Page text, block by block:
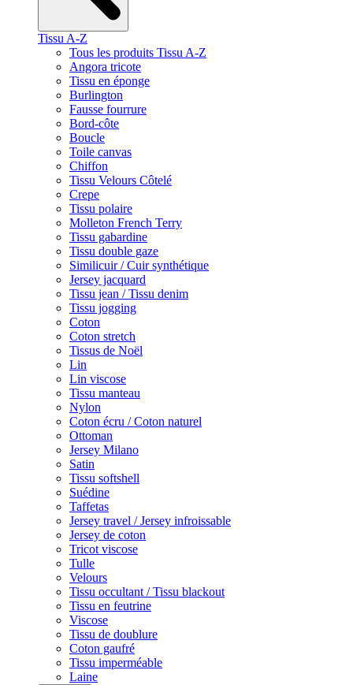
Tissu A-Z
Tous les produits Tissu A-Z
Angora tricote
Tissu en éponge
Burlington
Fausse fourrure
Bord-côte
Boucle
Toile canvas
Chiffon
Tissu Velours Côtelé
Crepe
Tissu polaire
Molleton French Terry
Tissu gabardine
Tissu double gaze
Similicuir / Cuir synthétique
Jersey jacquard
Tissu jean / Tissu denim
Tissu jogging
Coton
Coton stretch
Tissus de Noël
Lin
Lin viscose
Tissu manteau
Nylon
Coton écru / Coton naturel
Ottoman
Jersey Milano
Satin
Tissu softshell
Suédine
Taffetas
Jersey travel / Jersey infroissable
Jersey de coton
Tricot viscose
Tulle
Velours
Tissu occultant / Tissu blackout
Tissu en feutrine
Viscose
Tissu de doublure
Coton gaufré
Tissu imperméable
Laine